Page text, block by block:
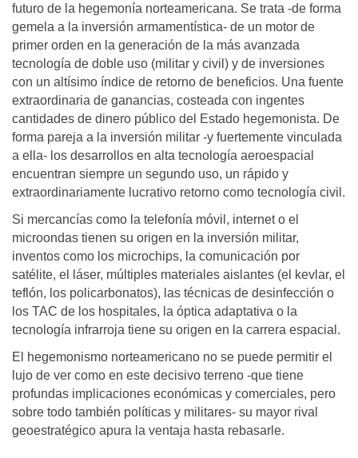
futuro de la hegemonía norteamericana. Se trata -de forma
gemela a la inversión armamentística- de un motor de
primer orden en la generación de la más avanzada
tecnología de doble uso (militar y civil) y de inversiones
con un altísimo índice de retorno de beneficios. Una fuente
extraordinaria de ganancias, costeada con ingentes
cantidades de dinero público del Estado hegemonista. De
forma pareja a la inversión militar -y fuertemente vinculada
a ella- los desarrollos en alta tecnología aeroespacial
encuentran siempre un segundo uso, un rápido y
extraordinariamente lucrativo retorno como tecnología civil.
Si mercancías como la telefonía móvil, internet o el
microondas tienen su origen en la inversión militar,
inventos como los microchips, la comunicación por
satélite, el láser, múltiples materiales aislantes (el kevlar, el
teflón, los policarbonatos), las técnicas de desinfección o
los TAC de los hospitales, la óptica adaptativa o la
tecnología infrarroja tiene su origen en la carrera espacial.
El hegemonismo norteamericano no se puede permitir el
lujo de ver como en este decisivo terreno -que tiene
profundas implicaciones económicas y comerciales, pero
sobre todo también políticas y militares- su mayor rival
geoestratégico apura la ventaja hasta rebasarle.